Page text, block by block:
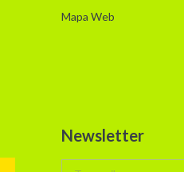
Mapa Web
Newsletter